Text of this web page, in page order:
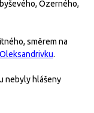
Ozerného,
směrem na
.
nebyly hlášeny